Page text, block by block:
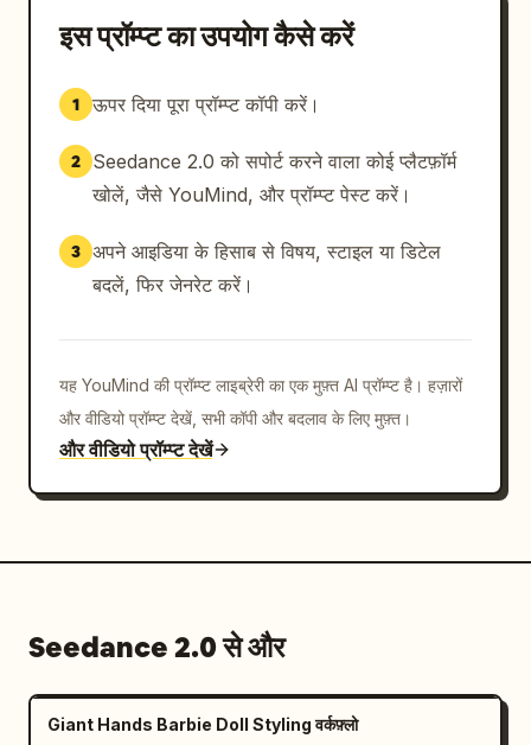
इस प्रॉम्प्ट का उपयोग कैसे करें
1 ऊपर दिया पूरा प्रॉम्प्ट कॉपी करें।
2
Seedance 2.0 को सपोर्ट करने वाला कोई प्लैटफ़ॉर्म
खोलें, जैसे YouMind, और प्रॉम्प्ट पेस्ट करें।
3 अपने आइडिया के हिसाब से विषय, स्टाइल या डिटेल
बदलें, फिर जेनरेट करें।
यह YouMind की प्रॉम्प्ट लाइब्रेरी का एक मुफ़्त AI प्रॉम्प्ट है। हज़ारों
और वीडियो प्रॉम्प्ट देखें, सभी कॉपी और बदलाव के लिए मुफ़्त।
और वीडियो प्रॉम्प्ट देखें
Seedance 2.0 से और
Giant Hands Barbie Doll Styling वर्कफ़्लो